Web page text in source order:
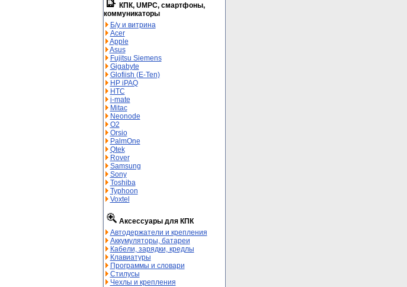
КПК, UMPC, смартфоны,
коммуникаторы
Б/у и витрина
Acer
Apple
Asus
Fujitsu Siemens
Gigabyte
Glofiish (E-Ten)
HP iPAQ
HTC
i-mate
Mitac
Neonode
O2
Orsio
PalmOne
Qtek
Rover
Samsung
Sony
Toshiba
Typhoon
Voxtel
Аксессуары для КПК
Автодержатели и крепления
Аккумуляторы, батареи
Кабели, зарядки, кредлы
Клавиатуры
Программы и словари
Стилусы
Чехлы и крепления